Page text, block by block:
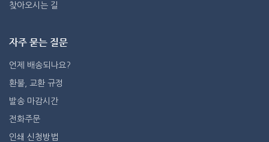
찾아오시는 길
자주 묻는 질문
언제 배송되나요?
환불, 교환 규정
발송 마감시간
전화주문
인쇄 신청방법